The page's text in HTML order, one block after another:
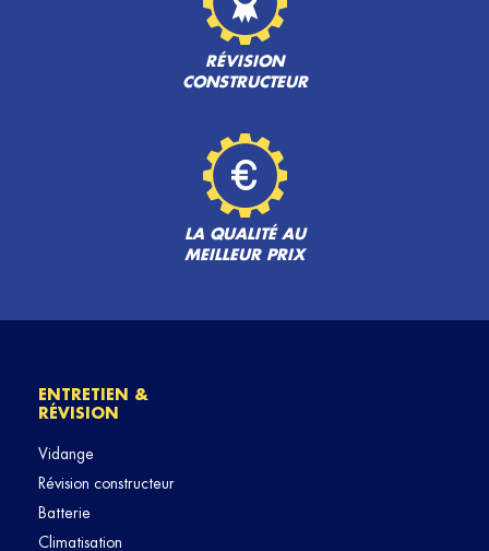
RÉVISION
CONSTRUCTEUR
LA QUALITÉ AU
MEILLEUR PRIX
ENTRETIEN &
RÉVISION
Vidange
Révision constructeur
Batterie
Climatisation